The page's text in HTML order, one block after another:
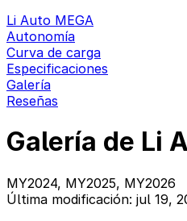
Li Auto MEGA
Autonomía
Curva de carga
Especificaciones
Galería
Reseñas
Galería de Li
MY2024, MY2025, MY2026
Última modificación: jul 19,